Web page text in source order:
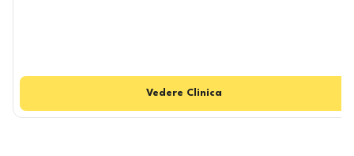
Vedere Clinica